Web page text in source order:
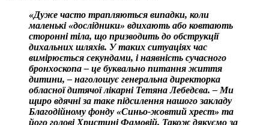
«Дуже часто трапляються випадки, коли
маленькі «дослідники» вдихають aбo ковтають
сторонні тіла, що призводить до обструкції
дихальних шляхів. У таких ситуаціях час
вимірюється секундами, i наявність сучасного
бронхоскопа – це буквально питання життя
дитини, – наголошує генеральна директорка
обласної дитячої лікарні Тетяна Лебедєва. – Ми
щиро вдячні за таке підсилення нашого закладу
Благодійному фонду «Синьо-жовтий хрест» та
його голові Христині Фамовій. Також дякуємо за